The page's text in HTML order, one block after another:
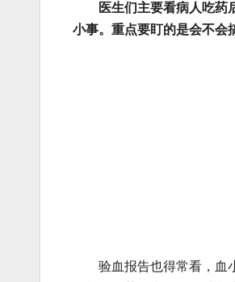
医生们主要看病人吃药
小事。重点要盯的是会不会
验血报告也得常看，血小